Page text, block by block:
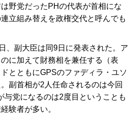
野党だった PHの代表が首相にな
立組み替えを政権交代と呼んでも
、副大臣は同9日に発表された。ア
に加えて財務相を兼任する（表
とともにGPSのファディラ・ユソ
副首相が2人任命されるのは今回
与党になるのは2度目ということも
験者が多い。